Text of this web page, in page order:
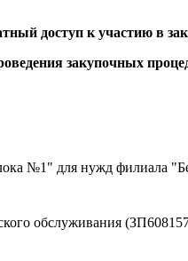
доступ к участию в
закупочных
№1" для нужд
обслуживания